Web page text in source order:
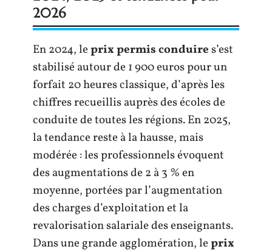
2026
En 2024, leprix permis conduires’est
stabilisé autour de 1 900 euros pour un
forfait 20 heures classique, d’après les
chiffres recueillis auprès des écoles de
conduite de toutes les régions. En 2025,
la tendance reste à la hausse, mais
modérée : les professionnels évoquent
des augmentations de 2 à 3 % en
moyenne, portées par l’augmentation
des charges d’exploitation et la
revalorisation salariale des enseignants.
Dans une grande agglomération, leprix